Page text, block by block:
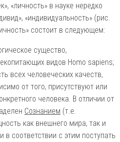
«личность» в науке нередко
«индивидуальность» (рис.
состоит в следующем:
существо,
видов Homo sapiens;
всех человеческих качеств,
от того, присутствуют или
человека. В отличии от
Сознанием (т.е.
как внешнего мира, так и
в соответствии с этим поступать